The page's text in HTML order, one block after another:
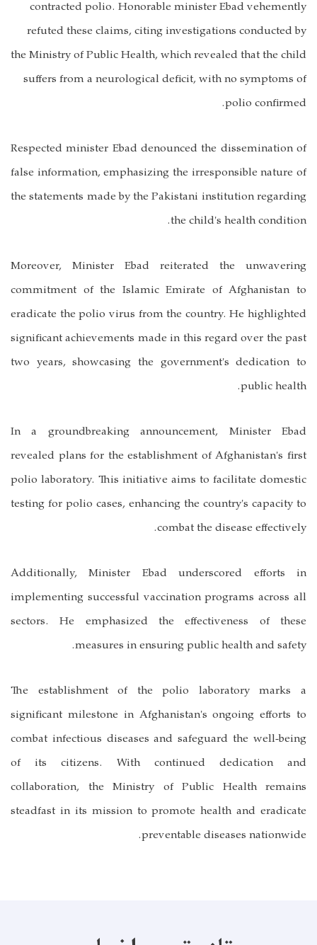
contracted polio. Honorable minister Ebad vehemently
refuted these claims, citing investigations conducted by
the Ministry of Public Health, which revealed that the child
suffers from a neurological deficit, with no symptoms of
polio confirmed.
Respected minister Ebad denounced the dissemination of
false information, emphasizing the irresponsible nature of
the statements made by the Pakistani institution regarding
the child's health condition.
Moreover, Minister Ebad reiterated the unwavering
commitment of the Islamic Emirate of Afghanistan to
eradicate the polio virus from the country. He highlighted
significant achievements made in this regard over the past
two years, showcasing the government's dedication to
public health.
In a groundbreaking announcement, Minister Ebad
revealed plans for the establishment of Afghanistan's first
polio laboratory. This initiative aims to facilitate domestic
testing for polio cases, enhancing the country's capacity to
combat the disease effectively.
Additionally, Minister Ebad underscored efforts in
implementing successful vaccination programs across all
sectors. He emphasized the effectiveness of these
measures in ensuring public health and safety.
The establishment of the polio laboratory marks a
significant milestone in Afghanistan's ongoing efforts to
combat infectious diseases and safeguard the well-being
of its citizens. With continued dedication and
collaboration, the Ministry of Public Health remains
steadfast in its mission to promote health and eradicate
preventable diseases nationwide.